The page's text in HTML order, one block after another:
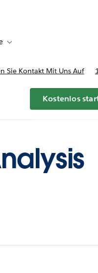
Toggle sub-navigation for
Sie Kontakt Mit Uns Auf
Kostenlos